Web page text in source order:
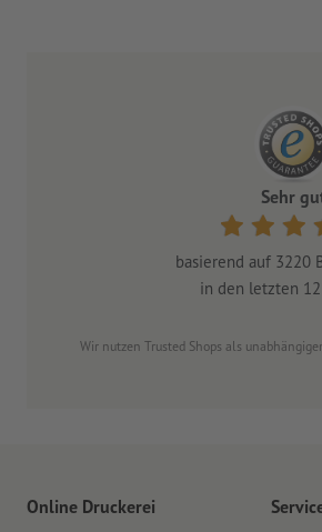
Sehr
basierend auf 3220
in den letzten
Wir nutzen Trusted Shops als
Online Druckerei